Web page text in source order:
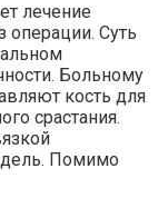
лечение
Суть
Больному
кость для
срастания.
Помимо